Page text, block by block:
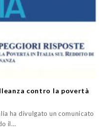
contro la povertà
ha divulgato un comunicato
il…